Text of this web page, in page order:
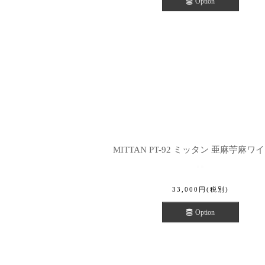
MITTAN PT-92 ミッタン 亜麻苧麻ワイ
33,000 円 (税別)
Option